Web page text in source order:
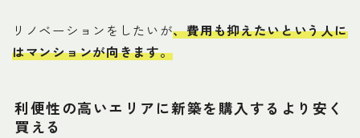
リノベーションをしたいが、費用も抑えたいという人に
はマンションが向きます。
利便性の高いエリアに新築を購入するより安く
買える